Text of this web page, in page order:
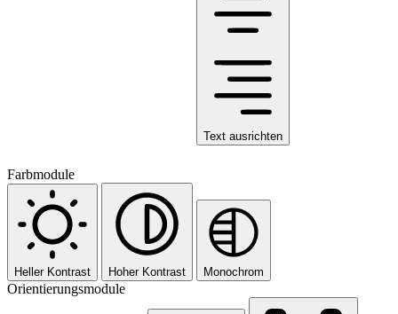
Text ausrichten
Farbmodule
Heller Kontrast Hoher Kontrast Monochrom
Orientierungsmodule